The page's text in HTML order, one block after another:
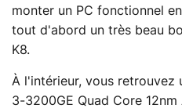
monter un PC fonctionnel
tout d'abord un très beau
K8.
À l'intérieur, vous retrouvez
3-3200GE Quad Core